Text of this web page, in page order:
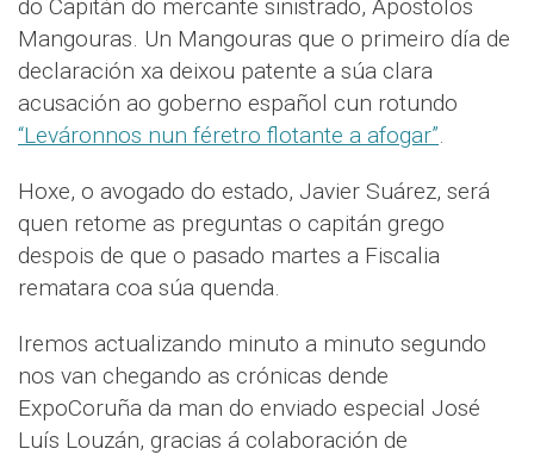
do Capitán do mercante sinistrado, Apostolos
Mangouras. Un Mangouras que o primeiro día de
declaración xa deixou patente a súa clara
acusación ao goberno español cun rotundo
“Leváronnos nun féretro flotante a afogar”.
Hoxe, o avogado do estado, Javier Suárez, será
quen retome as preguntas o capitán grego
despois de que o pasado martes a Fiscalia
rematara coa súa quenda.
Iremos actualizando minuto a minuto segundo
nos van chegando as crónicas dende
ExpoCoruña da man do enviado especial José
Luís Louzán, gracias á colaboración de